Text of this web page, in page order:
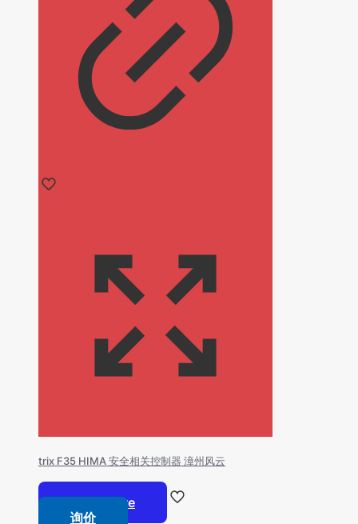
trix F35 HIMA 安全相关控制器 漳州风云
Read more
询价